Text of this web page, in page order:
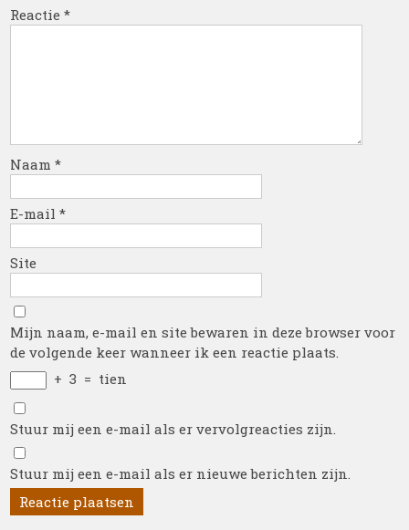
Reactie*
Naam*
E-mail*
Site
Mijn naam, e-mail en site bewaren in deze browser voor
de volgende keer wanneer ik een reactie plaats.
+ 3 = tien
Stuur mij een e-mail als er vervolgreacties zijn.
Stuur mij een e-mail als er nieuwe berichten zijn.